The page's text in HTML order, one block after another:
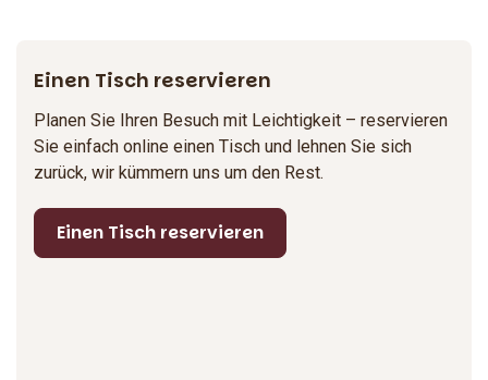
Einen Tisch reservieren
Planen Sie Ihren Besuch mit Leichtigkeit – reservieren
Sie einfach online einen Tisch und lehnen Sie sich
zurück, wir kümmern uns um den Rest.
Einen Tisch reservieren